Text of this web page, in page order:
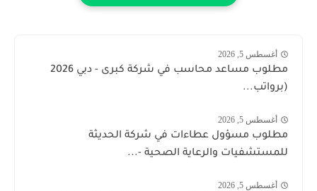
أغسطس 5, 2026
مطلوب مساعد محاسب في شركة كبرى - دبي 2026
(برواتب...
أغسطس 5, 2026
مطلوب مسؤول عطاءات في شركة الحديثة
للمستشفيات والرعاية الصحية -...
أغسطس 5, 2026